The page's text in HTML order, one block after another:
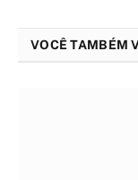
VOCÊ TAMBÉM